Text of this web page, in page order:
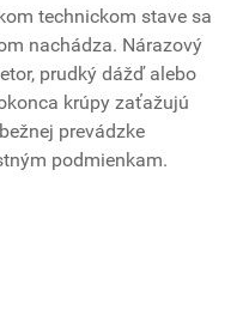
technickom stave sa
nachádza. Nárazový
prudký dážď alebo
krúpy zaťažujú
prevádzke
podmienkam.